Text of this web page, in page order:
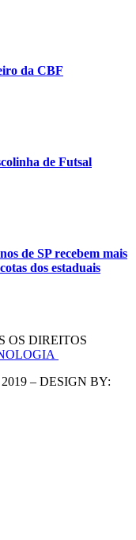
da CBF
de Futsal
de SP recebem mais
dos estaduais
OS DIREITOS
– DESIGN BY: